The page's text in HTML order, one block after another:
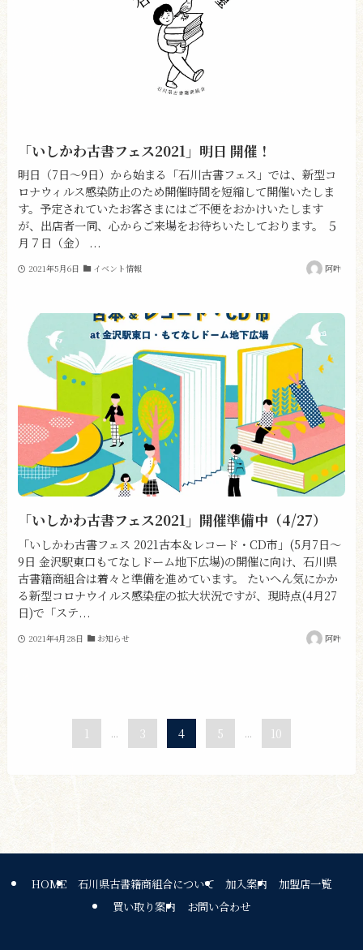
「いしかわ古書フェス2021」明日 開催！
明日（7日～9日）から始まる「石川古書フェス」では、新型コ
ロナウィルス感染防止のため開催時間を短縮して開催いたしま
す。予定されていたお客さまにはご不便をおかけいたします
が、出店者一同、心からご来場をお待ちいたしております。 ５
月７日（金） ...
2021年5月6日 イベント情報 阿吽
「いしかわ古書フェス2021」開催準備中（4/27）
「いしかわ古書フェス 2021古本＆レコード・CD市」(5月7日～
9日 金沢駅東口もてなしドーム地下広場)の開催に向け、石川県
古書籍商組合は着々と準備を進めています。 たいへん気にかか
る新型コロナウイルス感染症の拡大状況ですが、現時点(4月27
日)で「ステ...
2021年4月28日 お知らせ 阿吽
1 ... 3 4 5 ... 10
HOME 石川県古書籍商組合について 加入案内
加盟店一覧
買い取り案内
お問い合わせ